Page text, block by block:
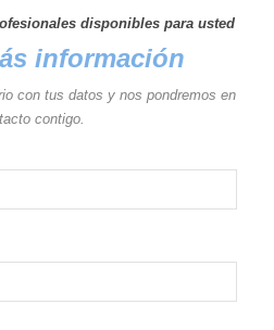
disponibles para usted
información
con tus datos y nos pondremos en
contigo.